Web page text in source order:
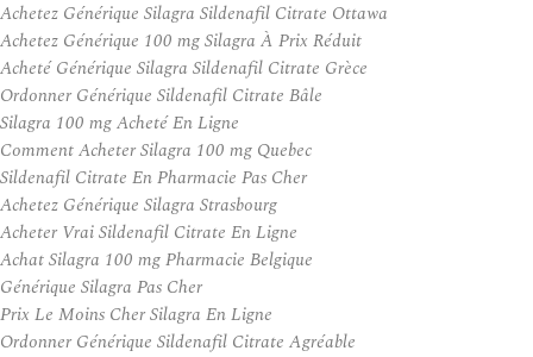
Achetez Générique Silagra Sildenafil Citrate Ottawa
Achetez Générique 100 mg Silagra À Prix Réduit
Acheté Générique Silagra Sildenafil Citrate Grèce
Ordonner Générique Sildenafil Citrate Bâle
Silagra 100 mg Acheté En Ligne
Comment Acheter Silagra 100 mg Quebec
Sildenafil Citrate En Pharmacie Pas Cher
Achetez Générique Silagra Strasbourg
Acheter Vrai Sildenafil Citrate En Ligne
Achat Silagra 100 mg Pharmacie Belgique
Générique Silagra Pas Cher
Prix Le Moins Cher Silagra En Ligne
Ordonner Générique Sildenafil Citrate Agréable